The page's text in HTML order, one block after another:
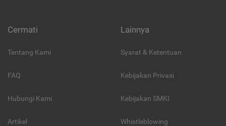
Cermati
Tentang Kami
FAQ
Hubungi Kami
Artikel
Lainnya
Syarat & Ketentuan
Kebijakan Privasi
Kebijakan SMKI
Whistleblowing